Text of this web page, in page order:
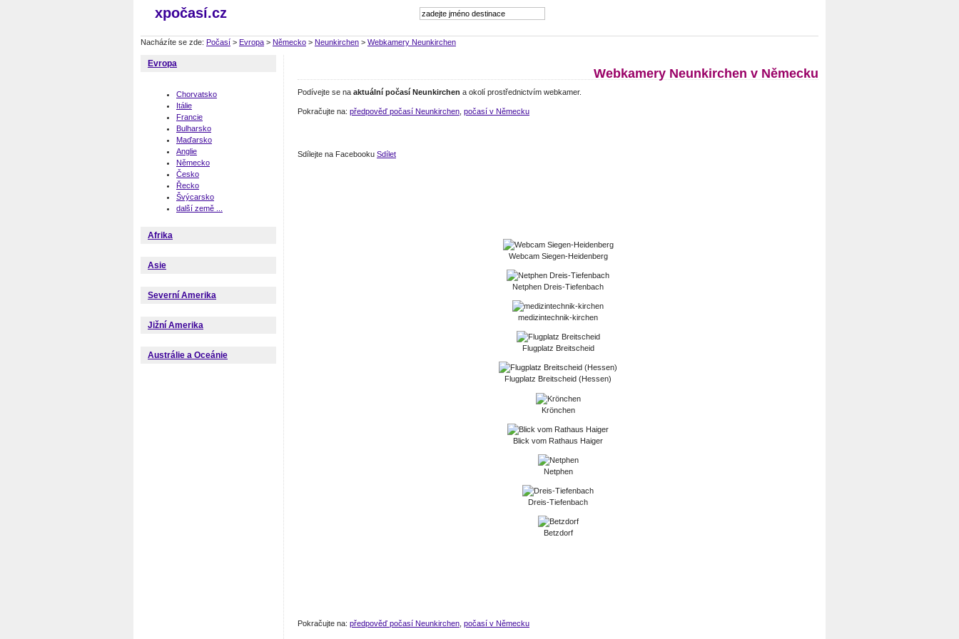
xpočasí.cz
Nacházíte se zde: Počasí > Evropa > Německo > Neunkirchen > Webkamery Neunkirchen
Evropa
Chorvatsko
Itálie
Francie
Bulharsko
Maďarsko
Anglie
Německo
Česko
Řecko
Švýcarsko
další země ...
Afrika
Asie
Severní Amerika
Jižní Amerika
Austrálie a Oceánie
Webkamery Neunkirchen v Německu
Podívejte se na aktuální počasí Neunkirchen a okolí prostřednictvím webkamer.
Pokračujte na: předpověď počasí Neunkirchen počasí v Německu
Sdílejte na Facebooku Sdílet
Webcam Siegen-Heidenberg
Netphen Dreis-Tiefenbach
medizintechnik-kirchen
Flugplatz Breitscheid
Flugplatz Breitscheid (Hessen)
Krönchen
Blick vom Rathaus Haiger
Netphen
Dreis-Tiefenbach
Betzdorf
Pokračujte na: předpověď počasí Neunkirchen počasí v Německu